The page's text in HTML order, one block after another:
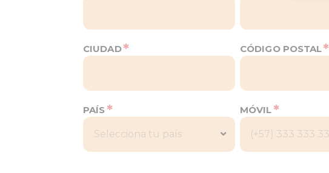
CIUDAD* CÓDIGO POSTAL*
PAÍS* MÓVIL*